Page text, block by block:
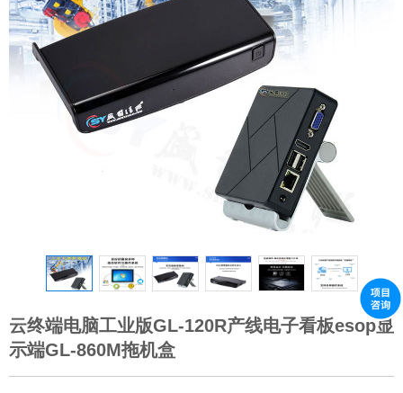
云终端电脑工业版GL-120R产线电子看板esop显
示端GL-860M拖机盒